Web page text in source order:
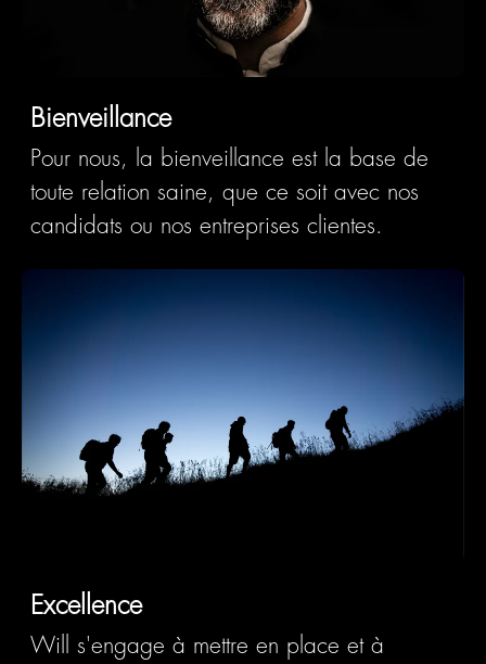
Bienveillance
Pour nous, la bienveillance est la base de
toute relation saine, que ce soit avec nos
candidats ou nos entreprises clientes.
Excellence
Will s'engage à mettre en place et à